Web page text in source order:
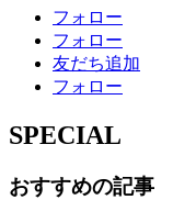
フォロー
フォロー
友だち追加
フォロー
SPECIAL
おすすめの記事